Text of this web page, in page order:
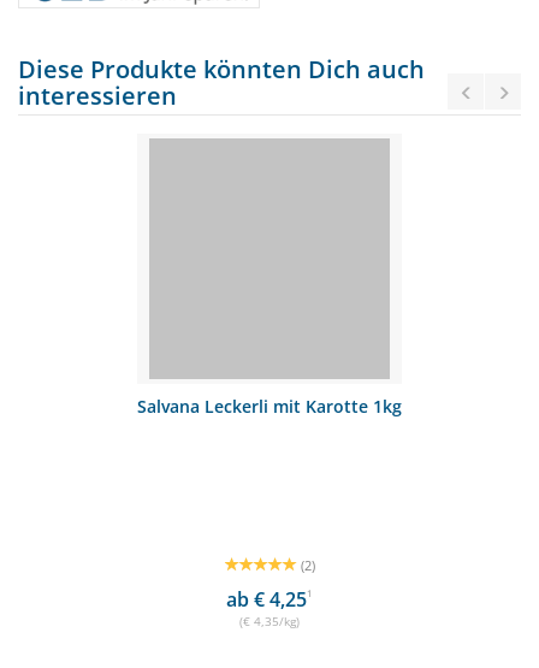
Diese Produkte könnten Dich auch
interessieren
Salvana Leckerli mit Karotte 1kg
(2)
ab € 4,251
(€ 4,35/kg)